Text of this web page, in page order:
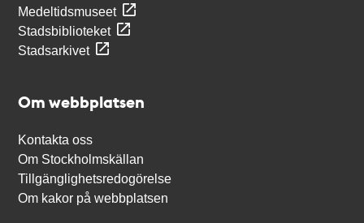
Medeltidsmuseet
Stadsbiblioteket
Stadsarkivet
Om webbplatsen
Kontakta oss
Om Stockholmskällan
Tillgänglighetsredogörelse
Om kakor på webbplatsen